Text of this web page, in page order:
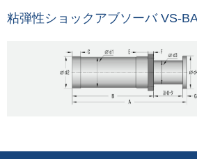
粘弾性ショックアブソーバ VS-